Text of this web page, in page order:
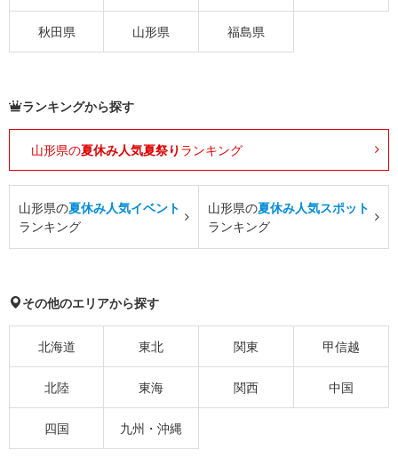
秋田県 山形県 福島県
ランキングから探す
山形県の夏休み人気夏祭り ランキング
山形県の夏休み人気イベント
ランキング
山形県の夏休み人気スポット
ランキング
その他のエリアから探す
北海道 東北 関東 甲信越
北陸 東海 関西 中国
四国 九州・沖縄